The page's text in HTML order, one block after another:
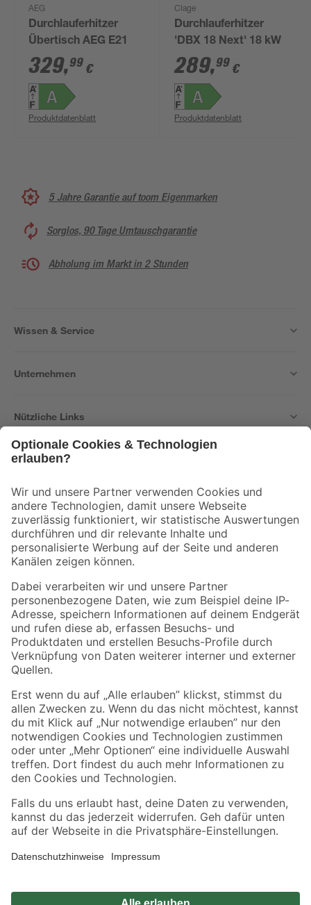
AEG
Durchlauferhitzer
Übertisch AEG E21
329,99 €
Produktdatenblatt
Clage
Durchlauferhitzer
'DBX 18 Next' 18 kW
289,99 €
Produktdatenblatt
5 Jahre Garantie auf toom Eigenmarken
Sorglos, 90 Tage Umtauschgarantie
Abholung im Markt in 2 Stunden
Wissen & Service
Unternehmen
Nützliche Links
Der toom Newsletter: Keine Angebote und Aktionen mehr verpassen!
Zur Newsletter Anmeldung
Folge uns
Zahlungsarten Versandarten
Sicher einkaufen
Jetzt die toom-App herunterladen
Alle Preisangaben in EUR inkl. gesetzl. MwSt.. Die dargestellten Angebote sind unter
Umständen nicht in allen Märkten verfügbar. Die angegebenen Verfügbarkeiten beziehen
Produkte nur solange der Vorrat reicht.
*Paketversand ab 59 € versandkostenfrei, gilt nicht für Artikel mit Speditionsversand, hier
Privatsphäre Impressum